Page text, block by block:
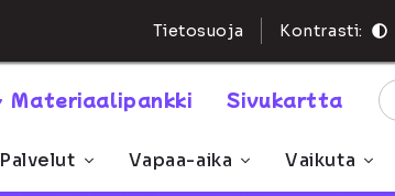
Tietosuoja Kontrasti:
Materiaalipankki Sivukartta
Palvelut Vapaa-aika Vaikuta